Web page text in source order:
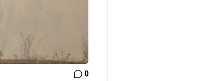
0